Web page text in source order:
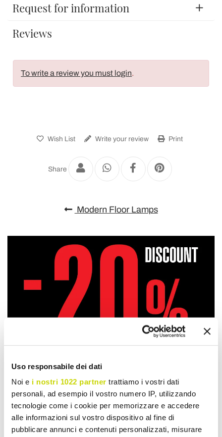
Uso responsabile dei dati
Noi e i nostri 1022 partner trattiamo i vostri dati
personali, ad esempio il vostro numero IP, utilizzando
tecnologie come i cookie per memorizzare e accedere
alle informazioni sul vostro dispositivo al fine di
pubblicare annunci e contenuti personalizzati, misurare
Request for information
Reviews
To write a review you must login.
Wish List Write your review Print
Share
Modern Floor Lamps
Take advantage of it now!